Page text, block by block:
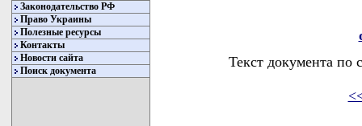
Законодательство РФ
Право Украины
Полезные ресурсы
Контакты
Новости сайта
Поиск документа
Текст документа по